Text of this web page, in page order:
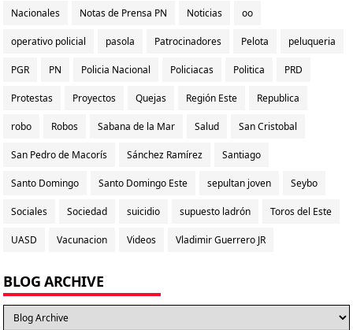
Nacionales Notas de Prensa PN Noticias oo
operativo policial pasola Patrocinadores Pelota peluqueria
PGR PN Policia Nacional Policiacas Politica PRD
Protestas Proyectos Quejas Región Este Republica
robo Robos Sabana de la Mar Salud San Cristobal
San Pedro de Macorís Sánchez Ramírez Santiago
Santo Domingo Santo Domingo Este sepultan joven Seybo
Sociales Sociedad suicidio supuesto ladrón Toros del Este
UASD Vacunacion Videos Vladimir Guerrero JR
BLOG ARCHIVE